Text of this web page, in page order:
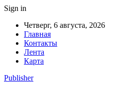
Sign in
Четверг, 6 августа, 2026
Главная
Контакты
Лента
Карта
Publisher